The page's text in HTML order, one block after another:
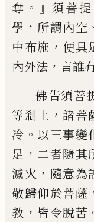
奪 。』 須菩提
學 ， 所謂內空
中布施 ， 便具
內外法 ， 言誰
佛告須菩
等剎土 ，諸菩
冷 。 以三事變
足 ， 二者隨其
滅火 ， 隨意為
敬歸仰於菩薩
教 ， 皆令脫苦